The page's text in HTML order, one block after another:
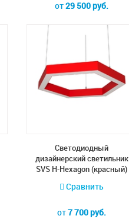
от29 500 руб.
Cветодиодный
дизайнерский светильник
SVS H-Hexagon (красный)
Сравнить
от7 700 руб.